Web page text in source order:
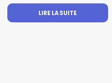
LIRE LA SUITE